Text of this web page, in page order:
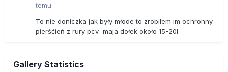
temu
To nie doniczka jak były młode to zrobiłem im ochronny
pierśćień z rury pcv maja dołek około 15-20l
Gallery Statistics